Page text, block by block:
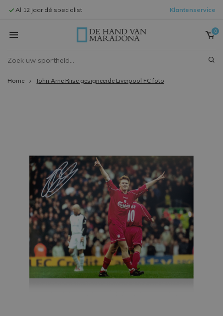
Al 12 jaar dé specialist Klantenservice
0
Home John Arne Riise gesigneerde Liverpool FC foto